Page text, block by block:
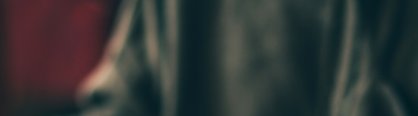
Kiev
Світ Ласощів У Серці Української Гастрономії!